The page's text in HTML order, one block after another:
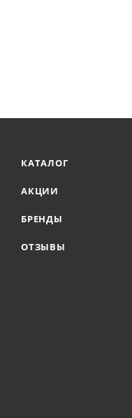
КАТАЛОГ
АКЦИИ
БРЕНДЫ
ОТЗЫВЫ